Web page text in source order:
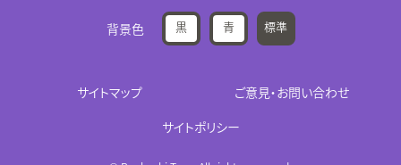
背景色 黒 青 標準
サイトマップ
ご意見・お問い合わせ
サイトポリシー